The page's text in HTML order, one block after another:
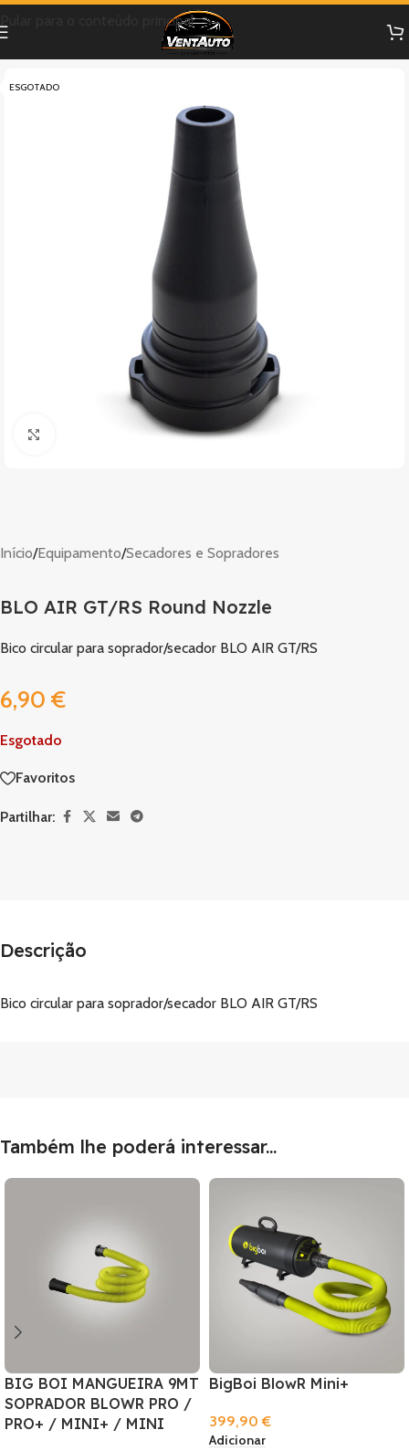
Pular para o conteúdo principal
ESGOTADO
Clique para ampliar
Início/Equipamento/Secadores e Sopradores
BLO AIR GT/RS Round Nozzle
Bico circular para soprador/secador BLO AIR GT/RS
6,90 €
Esgotado
Favoritos
Partilhar:
Descrição
Bico circular para soprador/secador BLO AIR GT/RS
Também lhe poderá interessar...
BIG BOI MANGUEIRA 9MT
SOPRADOR BLOWR PRO /
PRO+ / MINI+ / MINI
BigBoi BlowR Mini+
399,90€
Adicionar